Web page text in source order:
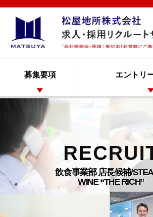
募集要項 エントリ
飲食事業部 店長候補/
WINE “THE RICH”